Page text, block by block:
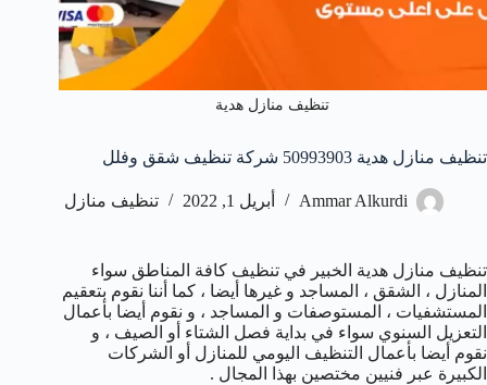
تنظيف منازل هدية
تنظيف منازل هدية 50993903‬ شركة تنظيف شقق وفلل
Ammar Alkurdi أبريل 1, 2022 تنظيف منازل
تنظيف منازل هدية الخبير في تنظيف كافة المناطق سواء
المنازل ، الشقق ، المساجد و غيرها أيضا ، كما أننا نقوم بتعقيم
المستشفيات ، المستوصفات و المساجد ، و نقوم أيضا بأعمال
التعزيل السنوي سواء في بداية فصل الشتاء أو الصيف ، و
نقوم أيضا بأعمال التنظيف اليومي للمنازل أو الشركات
الكبيرة عبر فنيين مختصين بهذا المجال .